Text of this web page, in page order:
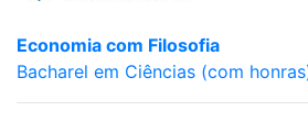
Economia com Filosofia
Bacharel em Ciências (com